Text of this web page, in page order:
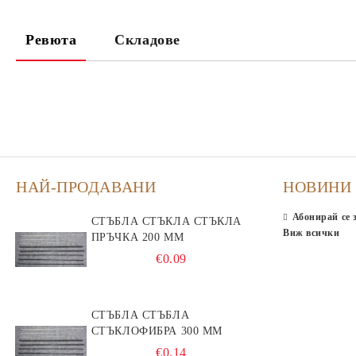
Ревюта Складове
НАЙ-ПРОДАВАНИ
СТЪБЛА СТЪКЛА СТЪКЛА
ПРЪЧКА 200 ММ
€0.09
СТЪБЛА СТЪБЛА
СТЪКЛОФИБРА 300 ММ
€0.14
НОВИНИ
Абонирай се
Виж всички